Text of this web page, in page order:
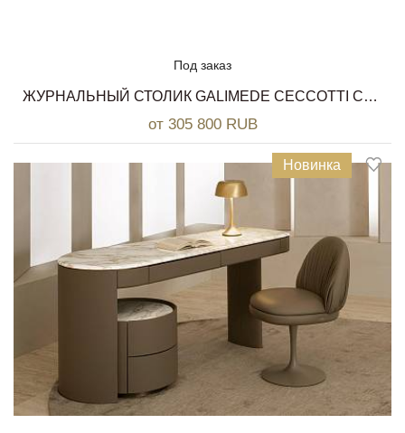
Под заказ
ЖУРНАЛЬНЫЙ СТОЛИК GALIMEDE CECCOTTI COLLEZIONI
от 305 800 RUB
Новинка